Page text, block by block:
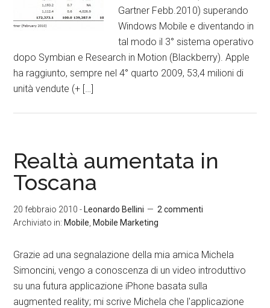
Gartner Febb.2010) superando
Windows Mobile e diventando in
tal modo il 3° sistema operativo
dopo Symbian e Research in Motion (Blackberry). Apple
ha raggiunto, sempre nel 4° quarto 2009, 53,4 milioni di
unità vendute (+ […]
Realtà aumentata in
Toscana
20 febbraio 2010 - Leonardo Bellini
2 commenti
Archiviato in: Mobile Mobile Marketing
Grazie ad una segnalazione della mia amica Michela
Simoncini, vengo a conoscenza di un video introduttivo
su una futura applicazione iPhone basata sulla
augmented reality; mi scrive Michela che l'applicazione